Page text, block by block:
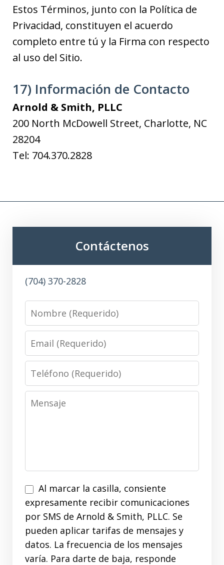
Estos Términos, junto con la Política de
Privacidad, constituyen el acuerdo
completo entre tú y la Firma con respecto
al uso del Sitio.
17) Información de Contacto
Arnold & Smith, PLLC
200 North McDowell Street, Charlotte, NC
28204
Tel: 704.370.2828
Contáctenos
(704) 370-2828
Name
Email
Phone
Message
Al marcar la casilla, consiente
expresamente recibir comunicaciones
por SMS de Arnold & Smith, PLLC. Se
pueden aplicar tarifas de mensajes y
datos. La frecuencia de los mensajes
varía. Para darte de baja, responde